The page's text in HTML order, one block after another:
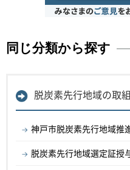
同じ分類から探す
脱炭素先行地域の取組
神戸市脱炭素先行地域推
脱炭素先行地域選定証授